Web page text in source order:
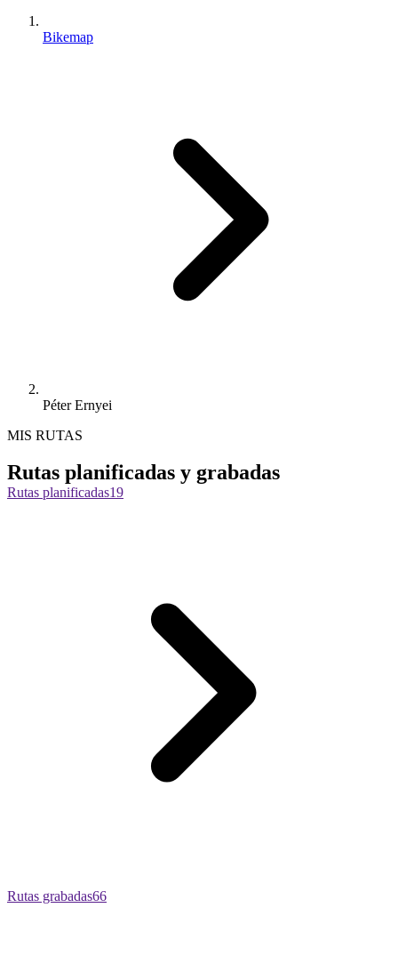
Bikemap
Péter Ernyei
MIS RUTAS
Rutas planificadas y grabadas
Rutas planificadas19
Rutas grabadas66